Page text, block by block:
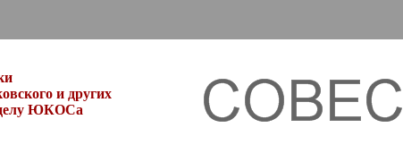
и других
ЮКОСа